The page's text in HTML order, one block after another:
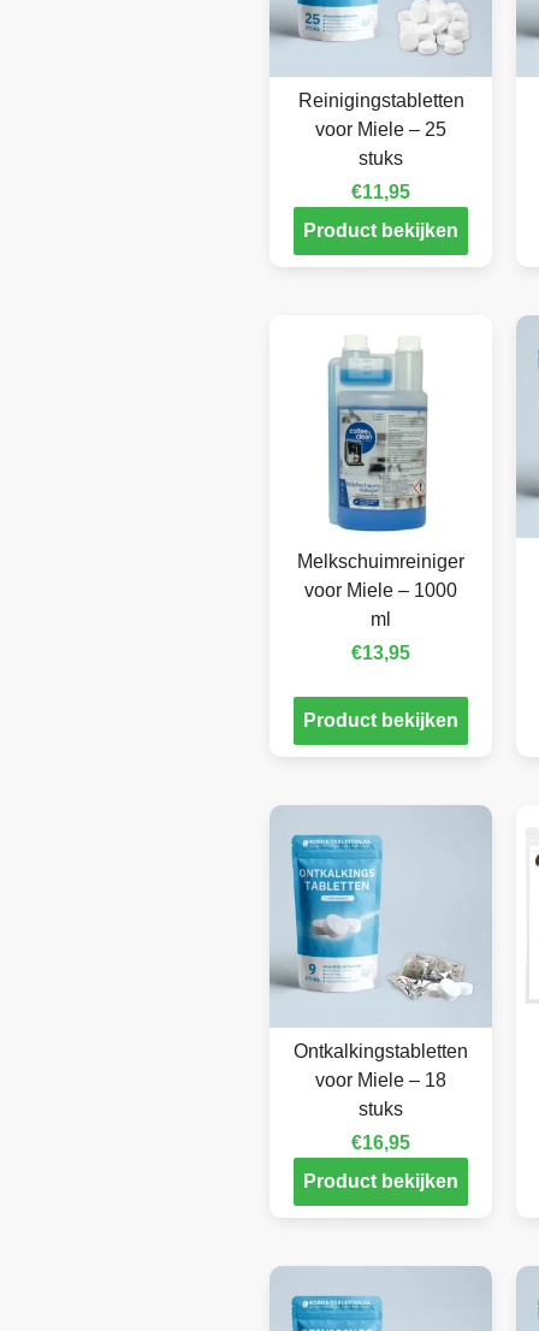
Reinigingstabletten
voor Miele – 25
stuks
€11,95
Product bekijken
Melkschuimreiniger
voor Miele – 1000
ml
€13,95
Product bekijken
Ontkalkingstabletten
voor Miele – 18
stuks
€16,95
Product bekijken